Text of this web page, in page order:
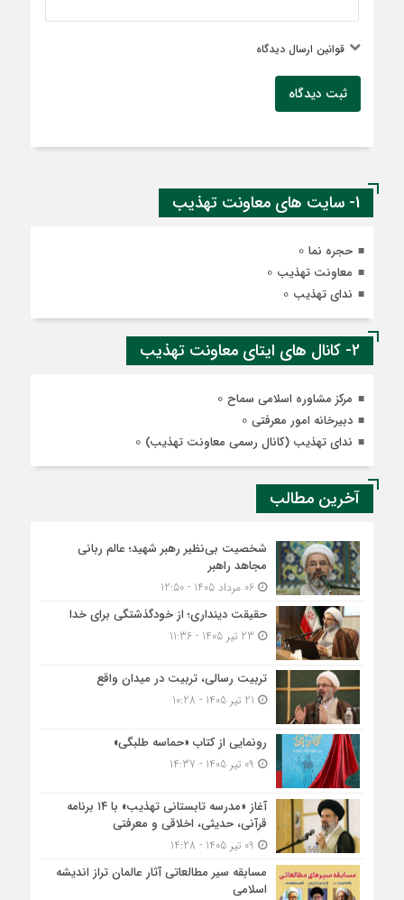
قوانین ارسال دیدگاه
ثبت دیدگاه
1- سایت های معاونت تهذیب
حجره نما
معاونت تهذیب
ندای تهذیب
2- کانال های ایتای معاونت تهذیب
مرکز مشاوره اسلامی سماح
دبیرخانه امور معرفتی
ندای تهذیب (کانال رسمی معاونت تهذیب)
آخرین مطالب
شخصیت بی‌نظیر رهبر شهید؛ عالم ربانی
مجاهد راهبر
06 مرداد 1405 - 12:50
حقیقت دینداری؛ از خودگذشتگی برای خدا
تربیت رسالی، تربیت در میدان واقع
رونمایی از کتاب «حماسه طلبگی»
آغاز «مدرسه تابستانی تهذیب» با ۱۴ برنامه
قرآنی، حدیثی، اخلاقی و معرفتی
مسابقه سیر مطالعاتی آثار عالمان تراز اندیشه
اسلامی